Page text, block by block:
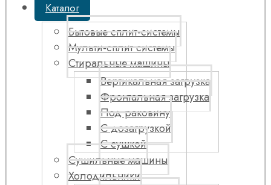
Каталог
Бытовые сплит-системы
Мульти-сплит системы
Стиральные машины
Вертикальная загрузка
Фронтальная загрузка
Под раковину
С дозагрузкой
С сушкой
Сушильные машины
Холодильники